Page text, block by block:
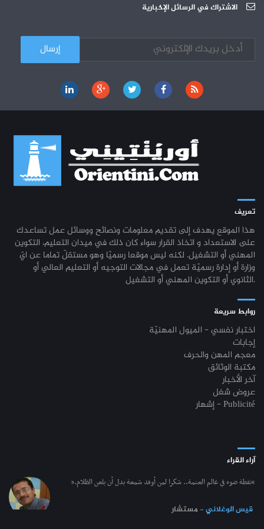
03-10 الجامعة العربية للعلوم : دورة تكوينية
الاشتراك في الرسائل الإخبارية
تعريف
هذا الموقع يهدف إلى تقديم معلومات ونصائح ووسائل عمل تساعدك
على الاستعداد و اتخاذ القرار سواء كان ذلك في ميدان التعليم، التكوين
المهني أو التشغيل. لكنه ليس موقعا رسميّا وهو مستقلّ تماما عن ايّ
وزارة أو إدارة رسميّة تعمل في مجالات التوجيه أو التعليم العالي أو
الثانوي أو التكوين المهني أو التشغيل.
روابط سريعة
اختبار نفسي - الميول المهنيّة
إجابات
معجم المهن والحرف
مكتبة الوثائق
آخر الأخبار
عروض شغل
إشهار - Publicité
آراء القراء
“نقطة ضوء في عالم العتمة.. شكرا لمن أوقد شمعة بدل أن يلعن الظلام.”
قيس الوغلاني- مستشار